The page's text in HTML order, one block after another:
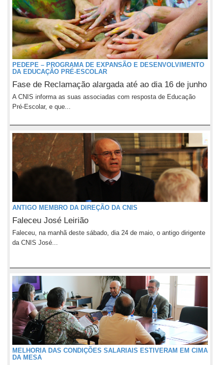
PEDEPE – PROGRAMA DE EXPANSÃO E DESENVOLVIMENTO
DA EDUCAÇÃO PRÉ-ESCOLAR
Fase de Reclamação alargada até ao dia 16 de junho
A CNIS informa as suas associadas com resposta de Educação
Pré-Escolar, e que...
ANTIGO MEMBRO DA DIREÇÃO DA CNIS
Faleceu José Leirião
Faleceu, na manhã deste sábado, dia 24 de maio, o antigo dirigente
da CNIS José...
MELHORIA DAS CONDIÇÕES SALARIAIS ESTIVERAM EM CIMA
DA MESA